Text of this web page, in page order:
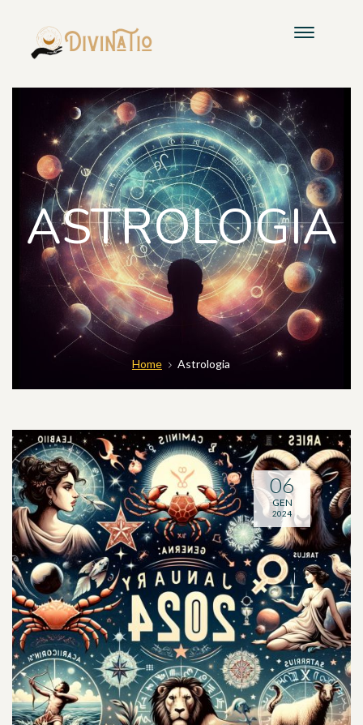
ASTROLOGIA
Home Astrologia
06
GEN
2024